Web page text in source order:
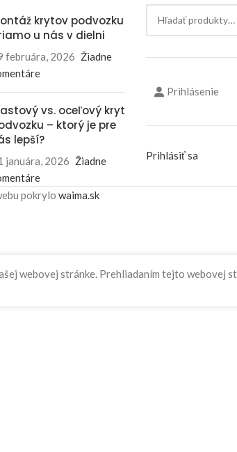
krytov podvozku
u nás v dielni
februára, 2026 Žiadne
vs. oceľový kryt
– ktorý je pre
lepší?
januára, 2026 Žiadne
Prihlásenie
Prihlásiť sa
pokrylo waima.sk
webovej stránke. Prehliadaním tejto webovej